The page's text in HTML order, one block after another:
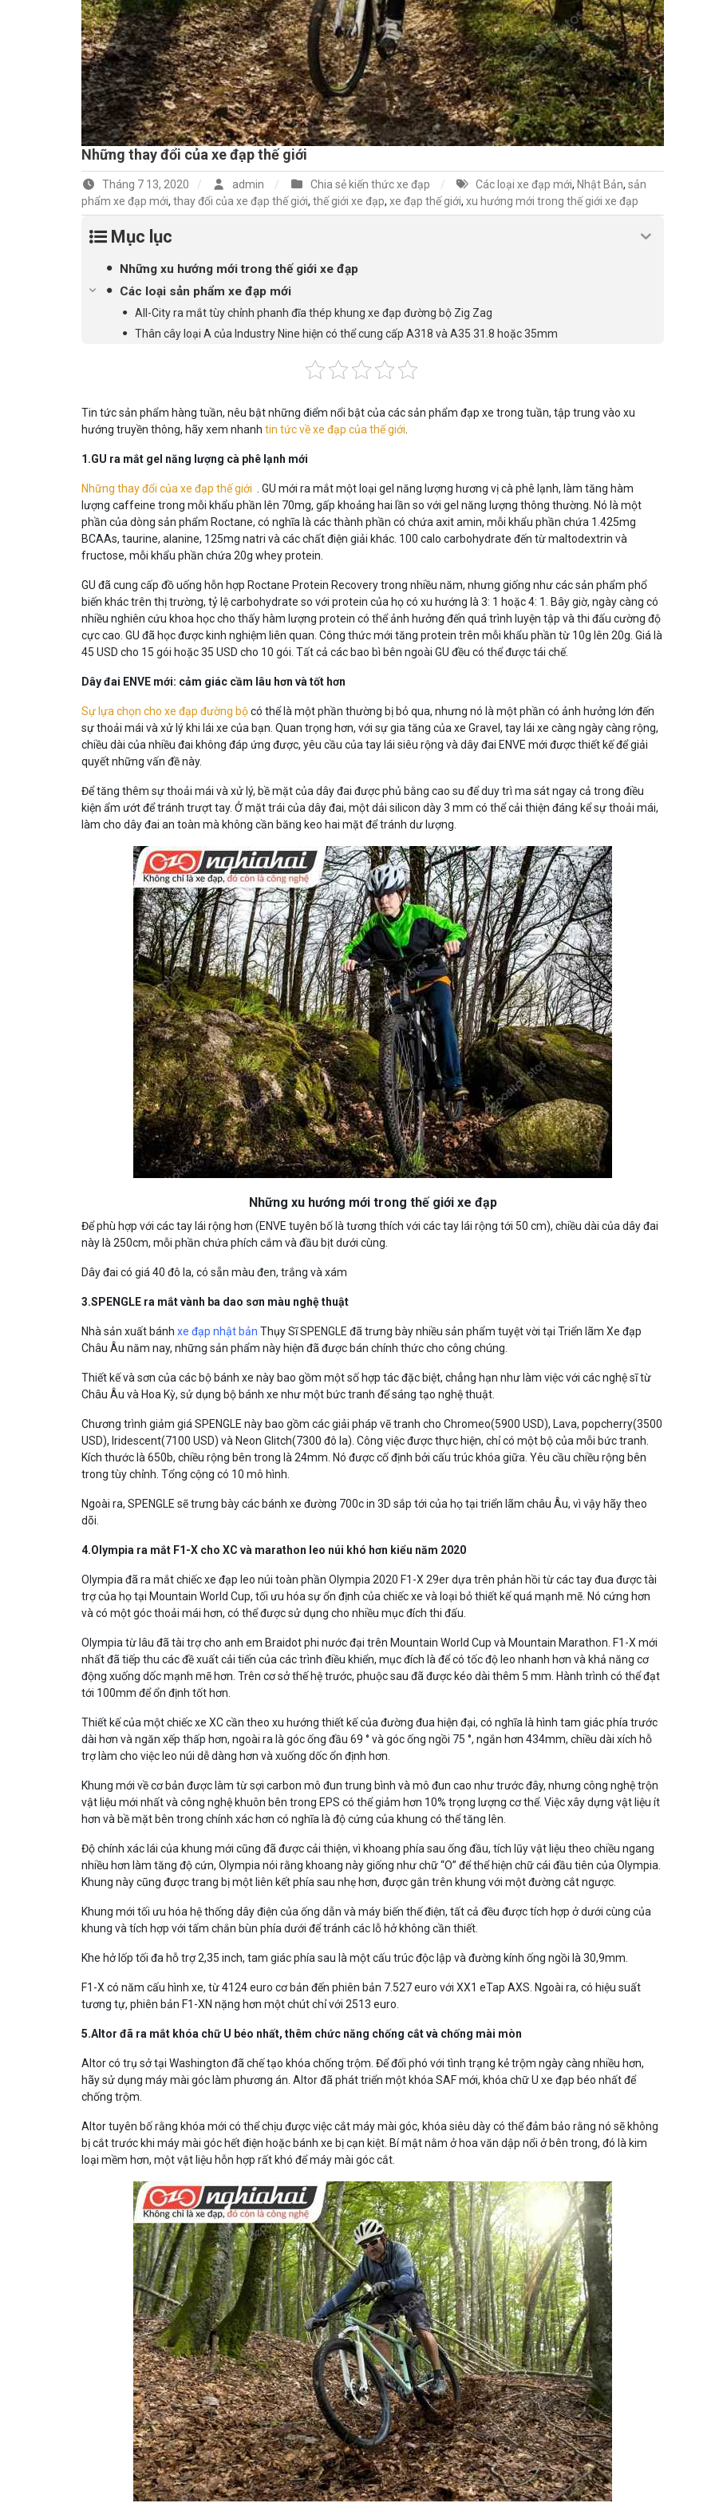
Những thay đổi của xe đạp thế giới
Tháng 7 13, 2020 admin Chia sẻ kiến thức xe đạp Các loại xe đạp mới, Nhật Bản, sản
phẩm xe đạp mới, thay đổi của xe đạp thế giới, thế giới xe đạp, xe đạp thế giới, xu hướng mới trong thế giới xe đạp
Mục lục
Những xu hướng mới trong thế giới xe đạp
Các loại sản phẩm xe đạp mới
All-City ra mắt tùy chỉnh phanh đĩa thép khung xe đạp đường bộ Zig Zag
Thân cây loại A của Industry Nine hiện có thể cung cấp A318 và A35 31.8 hoặc 35mm
Tin tức sản phẩm hàng tuần, nêu bật những điểm nổi bật của các sản phẩm đạp xe trong tuần, tập trung vào xu
hướng truyền thông, hãy xem nhanh tin tức về xe đạp của thế giới
1.GU ra mắt gel năng lượng cà phê lạnh mới
Những thay đổi của xe đạp thế giới . GU mới ra mắt một loại gel năng lượng hương vị cà phê lạnh, làm tăng hàm
lượng caffeine trong mỗi khẩu phần lên 70mg, gấp khoảng hai lần so với gel năng lượng thông thường. Nó là một
phần của dòng sản phẩm Roctane, có nghĩa là các thành phần có chứa axit amin, mỗi khẩu phần chứa 1.425mg
BCAAs, taurine, alanine, 125mg natri và các chất điện giải khác. 100 calo carbohydrate đến từ maltodextrin và
fructose, mỗi khẩu phần chứa 20g whey protein.
GU đã cung cấp đồ uống hỗn hợp Roctane Protein Recovery trong nhiều năm, nhưng giống như các sản phẩm phổ
biến khác trên thị trường, tỷ lệ carbohydrate so với protein của họ có xu hướng là 3: 1 hoặc 4: 1. Bây giờ, ngày càng có
nhiều nghiên cứu khoa học cho thấy hàm lượng protein có thể ảnh hưởng đến quá trình luyện tập và thi đấu cường độ
cực cao. GU đã học được kinh nghiệm liên quan. Công thức mới tăng protein trên mỗi khẩu phần từ 10g lên 20g. Giá là
45 USD cho 15 gói hoặc 35 USD cho 10 gói. Tất cả các bao bì bên ngoài GU đều có thể được tái chế.
Dây đai ENVE mới: cảm giác cầm lâu hơn và tốt hơn
Sự lựa chọn cho xe đạp đường bộcó thể là một phần thường bị bỏ qua, nhưng nó là một phần có ảnh hưởng lớn đến
sự thoải mái và xử lý khi lái xe của bạn. Quan trọng hơn, với sự gia tăng của xe Gravel, tay lái xe càng ngày càng rộng,
chiều dài của nhiều đai không đáp ứng được, yêu cầu của tay lái siêu rộng và dây đai ENVE mới được thiết kế để giải
quyết những vấn đề này.
Để tăng thêm sự thoải mái và xử lý, bề mặt của dây đai được phủ bằng cao su để duy trì ma sát ngay cả trong điều
kiện ẩm ướt để tránh trượt tay. Ở mặt trái của dây đai, một dải silicon dày 3 mm có thể cải thiện đáng kể sự thoải mái,
làm cho dây đai an toàn mà không cần băng keo hai mặt để tránh dư lượng.
Những xu hướng mới trong thế giới xe đạp
Để phù hợp với các tay lái rộng hơn (ENVE tuyên bố là tương thích với các tay lái rộng tới 50 cm), chiều dài của dây đai
này là 250cm, mỗi phần chứa phích cắm và đầu bịt dưới cùng.
Dây đai có giá 40 đô la, có sẵn màu đen, trắng và xám
3.SPENGLE ra mắt vành ba dao sơn màu nghệ thuật
Nhà sản xuất bánh xe đạp nhật bản Thụy Sĩ SPENGLE đã trưng bày nhiều sản phẩm tuyệt vời tại Triển lãm Xe đạp
Châu Âu năm nay, những sản phẩm này hiện đã được bán chính thức cho công chúng.
Thiết kế và sơn của các bộ bánh xe này bao gồm một số hợp tác đặc biệt, chẳng hạn như làm việc với các nghệ sĩ từ
Châu Âu và Hoa Kỳ, sử dụng bộ bánh xe như một bức tranh để sáng tạo nghệ thuật.
Chương trình giảm giá SPENGLE này bao gồm các giải pháp vẽ tranh cho Chromeo(5900 USD), Lava, popcherry(3500
USD), Iridescent(7100 USD) và Neon Glitch(7300 đô la). Công việc được thực hiện, chỉ có một bộ của mỗi bức tranh.
Kích thước là 650b, chiều rộng bên trong là 24mm. Nó được cố định bởi cấu trúc khóa giữa. Yêu cầu chiều rộng bên
trong tùy chỉnh. Tổng cộng có 10 mô hình.
Ngoài ra, SPENGLE sẽ trưng bày các bánh xe đường 700c in 3D sắp tới của họ tại triển lãm châu Âu, vì vậy hãy theo
dõi.
4.Olympia ra mắt F1-X cho XC và marathon leo núi khó hơn kiểu năm 2020
Olympia đã ra mắt chiếc xe đạp leo núi toàn phần Olympia 2020 F1-X 29er dựa trên phản hồi từ các tay đua được tài
trợ của họ tại Mountain World Cup, tối ưu hóa sự ổn định của chiếc xe và loại bỏ thiết kế quá mạnh mẽ. Nó cứng hơn
và có một góc thoải mái hơn, có thể được sử dụng cho nhiều mục đích thi đấu.
Olympia từ lâu đã tài trợ cho anh em Braidot phi nước đại trên Mountain World Cup và Mountain Marathon. F1-X mới
nhất đã tiếp thu các đề xuất cải tiến của các trình điều khiển, mục đích là để có tốc độ leo nhanh hơn và khả năng cơ
động xuống dốc mạnh mẽ hơn. Trên cơ sở thế hệ trước, phuộc sau đã được kéo dài thêm 5 mm. Hành trình có thể đạt
tới 100mm để ổn định tốt hơn.
Thiết kế của một chiếc xe XC cần theo xu hướng thiết kế của đường đua hiện đại, có nghĩa là hình tam giác phía trước
dài hơn và ngăn xếp thấp hơn, ngoài ra là góc ống đầu 69 ° và góc ống ngồi 75 °, ngắn hơn 434mm, chiều dài xích hỗ
trợ làm cho việc leo núi dễ dàng hơn và xuống dốc ổn định hơn.
Khung mới về cơ bản được làm từ sợi carbon mô đun trung bình và mô đun cao như trước đây, nhưng công nghệ trộn
vật liệu mới nhất và công nghệ khuôn bên trong EPS có thể giảm hơn 10% trọng lượng cơ thể. Việc xây dựng vật liệu ít
hơn và bề mặt bên trong chính xác hơn có nghĩa là độ cứng của khung có thể tăng lên.
Độ chính xác lái của khung mới cũng đã được cải thiện, vì khoang phía sau ống đầu, tích lũy vật liệu theo chiều ngang
nhiều hơn làm tăng độ cứn, Olympia nói rằng khoang này giống như chữ “O” để thể hiện chữ cái đầu tiên của Olympia.
Khung này cũng được trang bị một liên kết phía sau nhẹ hơn, được gắn trên khung với một đường cắt ngược.
Khung mới tối ưu hóa hệ thống dây điện của ống dẫn và máy biến thế điện, tất cả đều được tích hợp ở dưới cùng của
khung và tích hợp với tấm chắn bùn phía dưới để tránh các lỗ hở không cần thiết.
Khe hở lốp tối đa hỗ trợ 2,35 inch, tam giác phía sau là một cấu trúc độc lập và đường kính ống ngồi là 30,9mm.
F1-X có năm cấu hình xe, từ 4124 euro cơ bản đến phiên bản 7.527 euro với XX1 eTap AXS. Ngoài ra, có hiệu suất
tương tự, phiên bản F1-XN nặng hơn một chút chỉ với 2513 euro.
5.Altor đã ra mắt khóa chữ U béo nhất, thêm chức năng chống cắt và chống mài mòn
Altor có trụ sở tại Washington đã chế tạo khóa chống trộm. Để đối phó với tình trạng kẻ trộm ngày càng nhiều hơn,
hãy sử dụng máy mài góc làm phương án. Altor đã phát triển một khóa SAF mới, khóa chữ U xe đạp béo nhất để
chống trộm.
Altor tuyên bố rằng khóa mới có thể chịu được việc cắt máy mài góc, khóa siêu dày có thể đảm bảo rằng nó sẽ không
bị cắt trước khi máy mài góc hết điện hoặc bánh xe bị cạn kiệt. Bí mật nằm ở hoa văn dập nổi ở bên trong, đó là kim
loại mềm hơn, một vật liệu hỗn hợp rất khó để máy mài góc cắt.